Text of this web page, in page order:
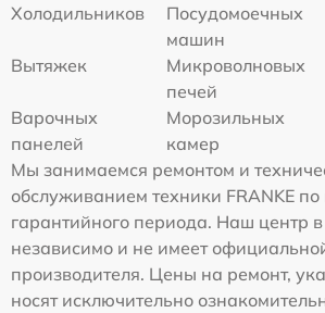
Холодильников
Посудомоечных
машин
Вытяжек
Микроволновых
печей
Варочных
панелей
Морозильных
камер
Мы занимаемся ремонтом и
обслуживанием техники FRANKE по
гарантийного периода. Наш центр
независимо и не имеет
производителя. Цены на ремонт,
носят исключительно